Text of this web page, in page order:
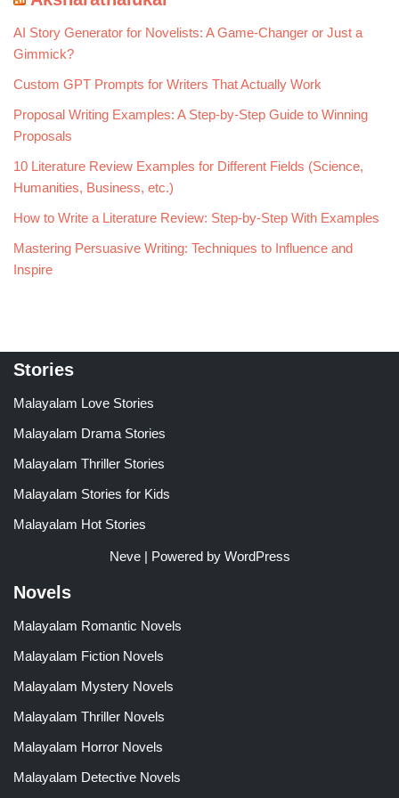
AI Story Generator for Novelists: A Game-Changer or Just a
Gimmick?
Custom GPT Prompts for Writers That Actually Work
Proposal Writing Examples: A Step-by-Step Guide to Winning
Proposals
10 Literature Review Examples for Different Fields (Science,
Humanities, Business, etc.)
How to Write a Literature Review: Step-by-Step With Examples
Mastering Persuasive Writing: Techniques to Influence and
Inspire
Stories
Malayalam Love Stories
Malayalam Drama Stories
Malayalam Thriller Stories
Malayalam Stories for Kids
Malayalam Hot Stories
Neve| Powered by WordPress
Novels
Malayalam Romantic Novels
Malayalam Fiction Novels
Malayalam Mystery Novels
Malayalam Thriller Novels
Malayalam Horror Novels
Malayalam Detective Novels